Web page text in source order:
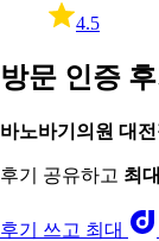
4.5
방문 인증 후
바노바기의원 대전
후기 공유하고 최
후기 쓰고 최대